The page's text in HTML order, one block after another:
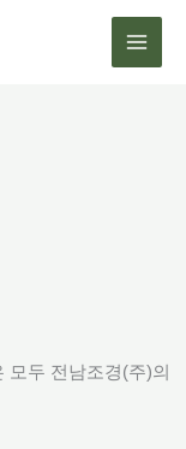
모두 전남조경(주)의